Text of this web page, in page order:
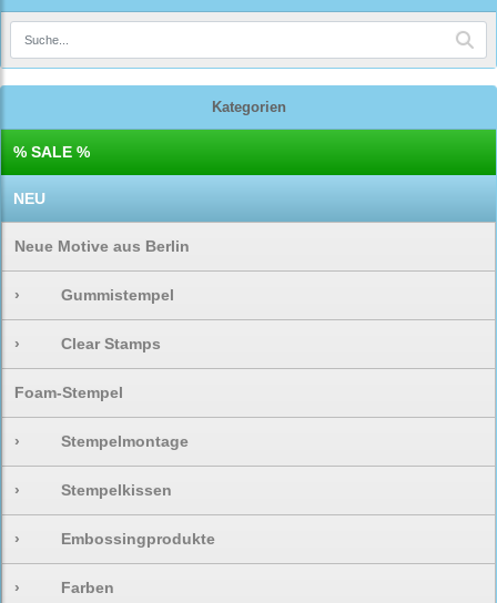
Kategorien
% SALE %
NEU
Neue Motive aus Berlin
› Gummistempel
› Clear Stamps
Foam-Stempel
› Stempelmontage
› Stempelkissen
› Embossingprodukte
› Farben